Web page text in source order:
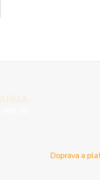
Doprava a